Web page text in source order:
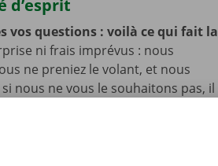
d’esprit
vos questions : voilà ce qui fait la
ni frais imprévus : nous
ne preniez le volant, et nous
nous ne vous le souhaitons pas, il
j/7 dans toute l’Europe. Avec